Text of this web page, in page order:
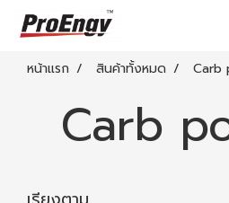
หน้าแรก สินค้าทั้งหมด Carb
Carb